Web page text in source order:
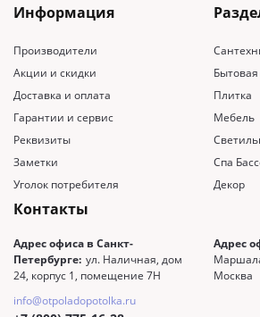
Информация
Производители
Акции и скидки
Доставка и оплата
Гарантии и сервис
Реквизиты
Заметки
Уголок потребителя
Плитка
Мебель
Спа
Декор
Контакты
Адрес офиса в Санкт-
Петербурге: ул. Наличная, дом
24, корпус 1, помещение 7Н
Адрес
Москва
info@otpoladopotolka.ru